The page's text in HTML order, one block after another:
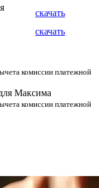
скачать
скачать
комиссии платежной
Максима
комиссии платежной